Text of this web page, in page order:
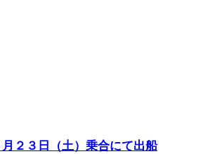
月２３日（土）乗合にて出船